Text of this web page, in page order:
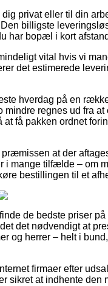
privat eller til din
billigste
har bopæl i kort
vital hvis vi
det estimerede
hverdag på en
mindre regnes ud fra
få pakken ordnet
at der
i mange tilfælde – om
bestillingen til et
de bedste priser
det nødvendigt at
og herrer – helt i
firmaer efter
sikret at indhente den